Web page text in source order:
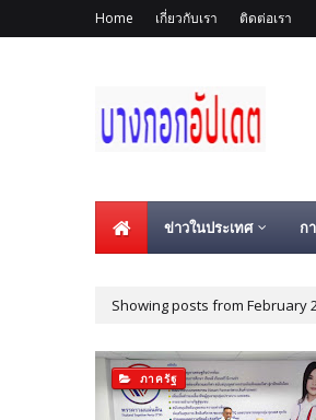
Home เกี่ยวกับเรา ติดต่อเรา
ข่าวในประเทศ ก
Showing posts from February
ภาครัฐ